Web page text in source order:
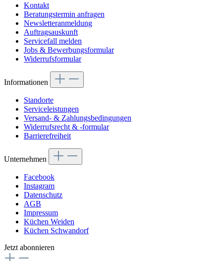
Kontakt
Beratungstermin anfragen
Newsletteranmeldung
Auftragsauskunft
Servicefall melden
Jobs & Bewerbungsformular
Widerrufsformular
Informationen
Standorte
Serviceleistungen
Versand- & Zahlungsbedingungen
Widerrufsrecht & -formular
Barrierefreiheit
Unternehmen
Facebook
Instagram
Datenschutz
AGB
Impressum
Küchen Weiden
Küchen Schwandorf
Jetzt abonnieren